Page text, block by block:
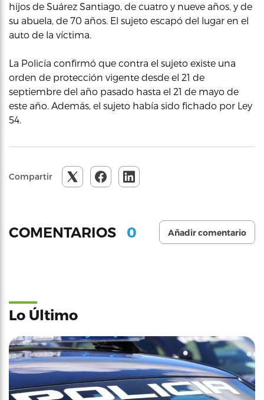
hijos de Suárez Santiago, de cuatro y nueve años, y de
su abuela, de 70 años. El sujeto escapó del lugar en el
auto de la víctima.
La Policía confirmó que contra el sujeto existe una
orden de protección vigente desde el 21 de
septiembre del año pasado hasta el 21 de mayo de
este año. Además, el sujeto había sido fichado por Ley
54.
Compartir
COMENTARIOS 0 Añadir comentario
Lo Último